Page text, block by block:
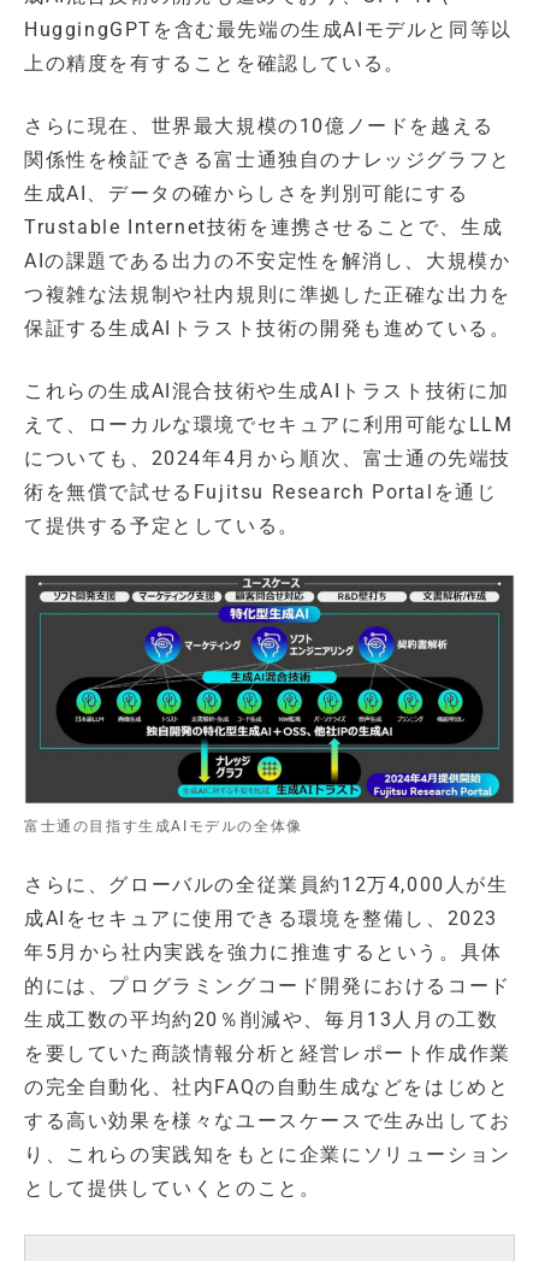
HuggingGPTを含む最先端の生成AIモデルと同等以
上の精度を有することを確認している。
さらに現在、世界最大規模の10億ノードを越える
関係性を検証できる富士通独自のナレッジグラフと
生成AI、データの確からしさを判別可能にする
Trustable Internet技術を連携させることで、生成
AIの課題である出力の不安定性を解消し、大規模か
つ複雑な法規制や社内規則に準拠した正確な出力を
保証する生成AIトラスト技術の開発も進めている。
これらの生成AI混合技術や生成AIトラスト技術に加
えて、ローカルな環境でセキュアに利用可能なLLM
についても、2024年4月から順次、富士通の先端技
術を無償で試せるFujitsu Research Portalを通じ
て提供する予定としている。
富士通の目指す生成AIモデルの全体像
さらに、グローバルの全従業員約12万4,000人が生
成AIをセキュアに使用できる環境を整備し、2023
年5月から社内実践を強力に推進するという。具体
的には、プログラミングコード開発におけるコード
生成工数の平均約20％削減や、毎月13人月の工数
を要していた商談情報分析と経営レポート作成作業
の完全自動化、社内FAQの自動生成などをはじめと
する高い効果を様々なユースケースで生み出してお
り、これらの実践知をもとに企業にソリューション
として提供していくとのこと。